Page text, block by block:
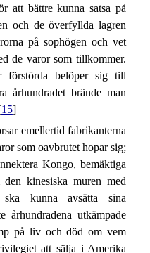
att bättre kunna satsa på
och de överfyllda lagren
på sophögen och vet
de varor som tillkommer.
belöper sig till
århundradet brände man
15]
emellertid fabrikanterna
som oavbrutet hopar sig;
Kongo, bemäktiga
kinesiska muren med
kunna avsätta sina
århundradena utkämpade
på liv och död om vem
att sälja i Amerika